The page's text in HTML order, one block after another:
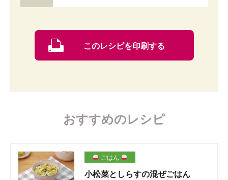
このレシピを印刷する
おすすめのレシピ
ごはん
小松菜としらすの混ぜごはん